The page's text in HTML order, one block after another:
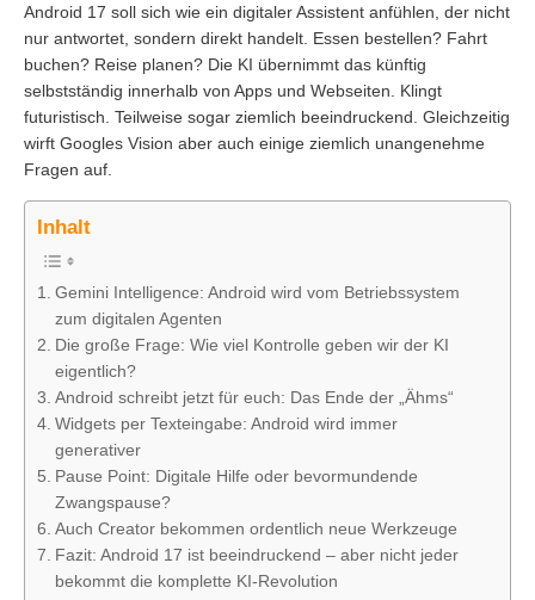
Android 17 soll sich wie ein digitaler Assistent anfühlen, der nicht
nur antwortet, sondern direkt handelt. Essen bestellen? Fahrt
buchen? Reise planen? Die KI übernimmt das künftig
selbstständig innerhalb von Apps und Webseiten. Klingt
futuristisch. Teilweise sogar ziemlich beeindruckend. Gleichzeitig
wirft Googles Vision aber auch einige ziemlich unangenehme
Fragen auf.
Inhalt
Gemini Intelligence: Android wird vom Betriebssystem
zum digitalen Agenten
Die große Frage: Wie viel Kontrolle geben wir der KI
eigentlich?
Android schreibt jetzt für euch: Das Ende der „Ähms“
Widgets per Texteingabe: Android wird immer
generativer
Pause Point: Digitale Hilfe oder bevormundende
Zwangspause?
Auch Creator bekommen ordentlich neue Werkzeuge
Fazit: Android 17 ist beeindruckend – aber nicht jeder
bekommt die komplette KI-Revolution